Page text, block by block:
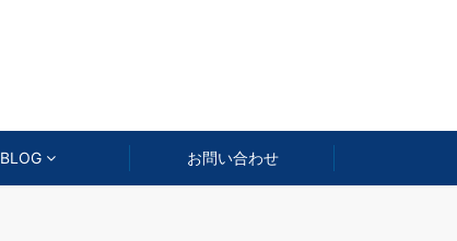
BLOG お問い合わせ